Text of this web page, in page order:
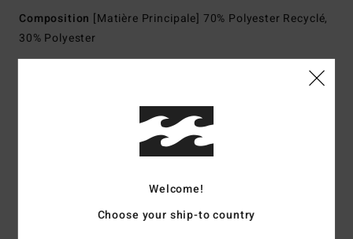
Composition [Matière Principale] 70% Polyester Recyclé,
30% Polyester
Livraison & Retours
Welcome!
Choose your ship-to country